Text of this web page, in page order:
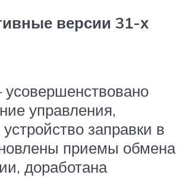
версии 31-х
усовершенствовано
управления,
заправки в
приемы обмена
доработана